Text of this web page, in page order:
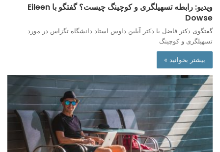
ویدیو: رابطه تسهیلگری و کوچینگ چیست؟ گفتگو با Eileen
Dowse
گفتگوی دکتر فاضل با دکتر آیلین داوس استاد دانشگاه تگزاس در مورد
تسهیلگری و کوچینگ
بیشتر بخوانید »